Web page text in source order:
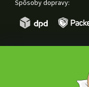
Spôsoby dopravy: